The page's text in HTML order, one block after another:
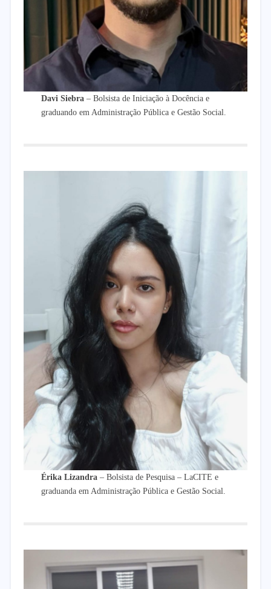
Davi Siebra– Bolsista de Iniciação à Docência e
graduando em Administração Pública e Gestão Social.
Érika Lizandra – Bolsista de Pesquisa – LaCITE e
graduanda em Administração Pública e Gestão Social.